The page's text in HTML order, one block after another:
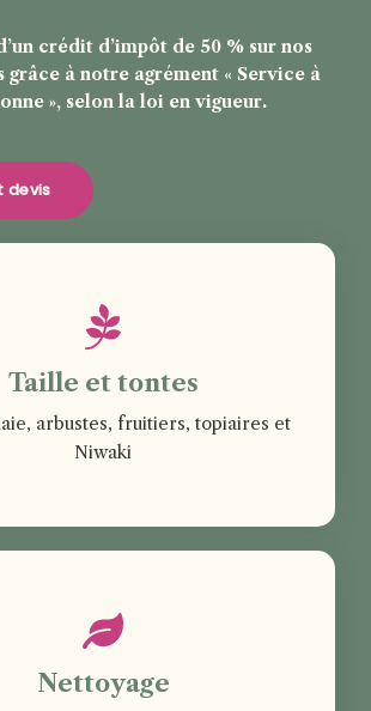
crédit d’impôt de 50 % sur nos
à notre agrément « Service à
», selon la loi en vigueur.
devis
Taille et tontes
arbustes, fruitiers, topiaires et
Niwaki
Nettoyage